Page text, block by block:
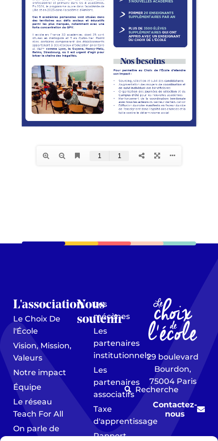
L'association
Le Choix De
l'École
Vision, Mission,
Valeurs
Notre impact
Équipe
Le réseau
Teach For All
On parle de
Nous
soutenir
Les
mécènes
Les
partenaires
institutionnels
Les
partenaires
associatifs
Taxe
d'apprentissage
Rapport
Recherche
29 boulevard
Bourdon,
75004 Paris
Contactez-
nous